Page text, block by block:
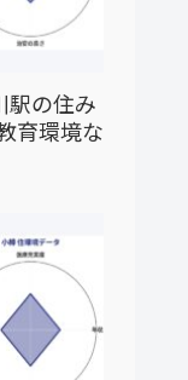
駅の住み
育環境な